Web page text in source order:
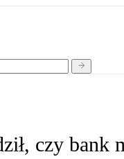
czy bank